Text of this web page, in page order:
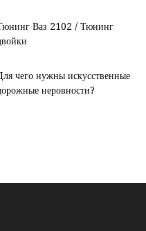
Ваз 2102 / Тюнинг
чего нужны искусственные
неровности?